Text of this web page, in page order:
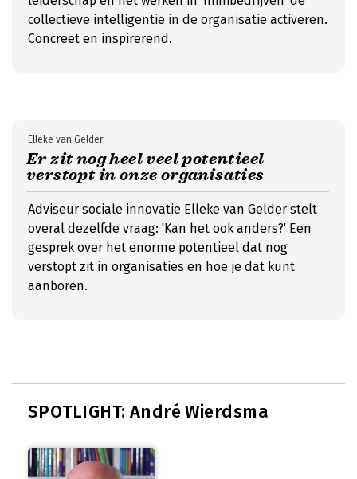
collectieve intelligentie in de organisatie activeren.
Concreet en inspirerend.
Er zit nog heel veel potentieel
verstopt in onze organisaties
Elleke van Gelder
Adviseur sociale innovatie Elleke van Gelder stelt
overal dezelfde vraag: 'Kan het ook anders?' Een
gesprek over het enorme potentieel dat nog
verstopt zit in organisaties en hoe je dat kunt
aanboren.
SPOTLIGHT: André Wierdsma